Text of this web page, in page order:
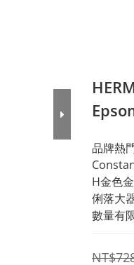
品牌熱
H金色
俐落大
數量有